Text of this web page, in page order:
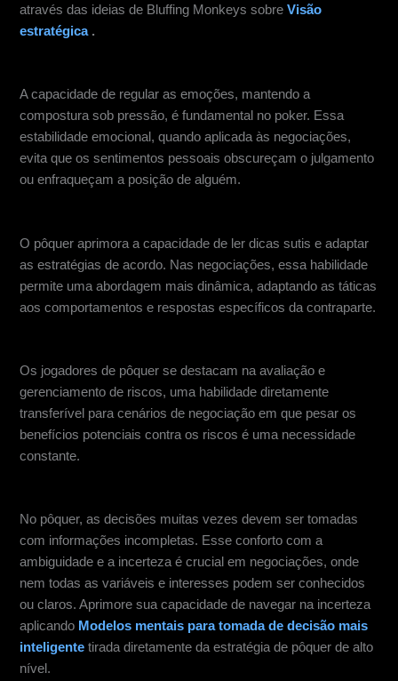
através das ideias de Bluffing Monkeys sobreVisão
estratégica .
A capacidade de regular as emoções, mantendo a
compostura sob pressão, é fundamental no poker. Essa
estabilidade emocional, quando aplicada às negociações,
evita que os sentimentos pessoais obscureçam o julgamento
ou enfraqueçam a posição de alguém.
O pôquer aprimora a capacidade de ler dicas sutis e adaptar
as estratégias de acordo. Nas negociações, essa habilidade
permite uma abordagem mais dinâmica, adaptando as táticas
aos comportamentos e respostas específicos da contraparte.
Os jogadores de pôquer se destacam na avaliação e
gerenciamento de riscos, uma habilidade diretamente
transferível para cenários de negociação em que pesar os
benefícios potenciais contra os riscos é uma necessidade
constante.
No pôquer, as decisões muitas vezes devem ser tomadas
com informações incompletas. Esse conforto com a
ambiguidade e a incerteza é crucial em negociações, onde
nem todas as variáveis e interesses podem ser conhecidos
ou claros. Aprimore sua capacidade de navegar na incerteza
aplicando Modelos mentais para tomada de decisão mais
inteligentetirada diretamente da estratégia de pôquer de alto
nível.